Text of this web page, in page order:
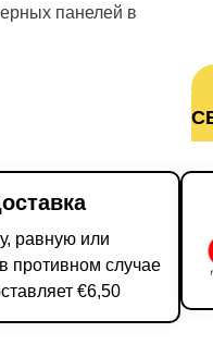
панелей в
равную или
случае
€6,50